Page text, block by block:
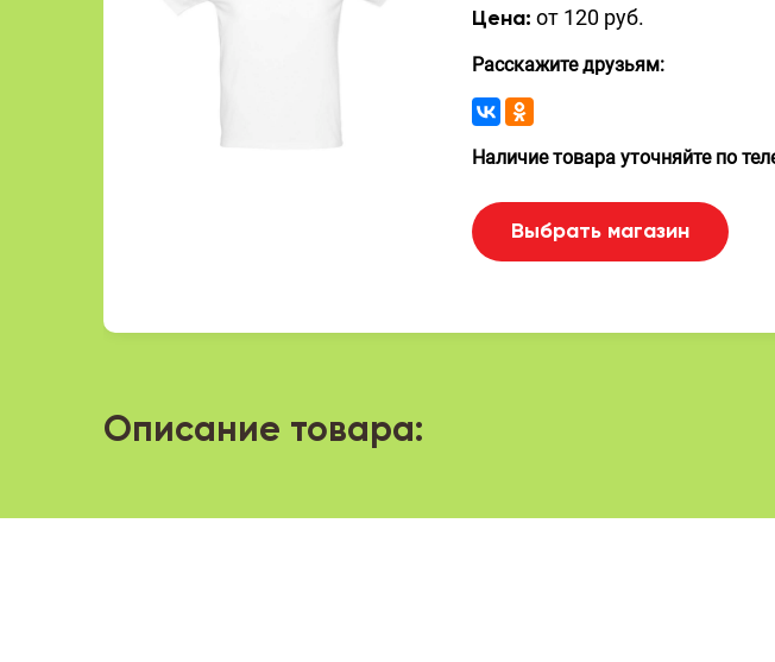
Цена: от 120 руб.
Расскажите друзьям:
Наличие товара уточняйте по
Выбрать магазин
Описание товара: